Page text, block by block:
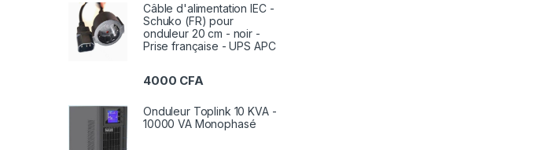
Câble d'alimentation IEC -
Schuko (FR) pour
onduleur 20 cm - noir -
Prise française - UPS APC
4000 CFA
Onduleur Toplink 10 KVA -
10000 VA Monophasé